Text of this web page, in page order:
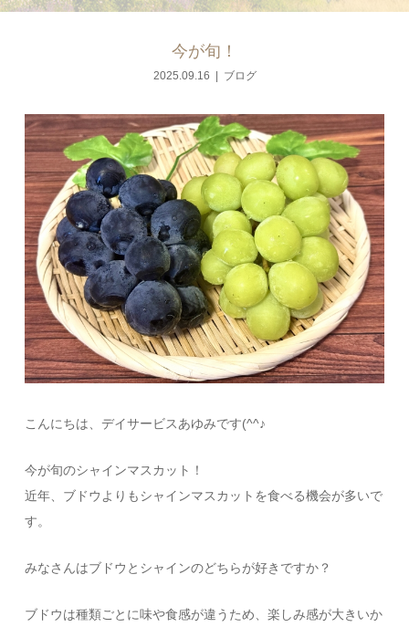
今が旬！
2025.09.16 ブログ
こんにちは、デイサービスあゆみです(^^♪
今が旬のシャインマスカット！
近年、ブドウよりもシャインマスカットを食べる機会が多いで
す。
みなさんはブドウとシャインのどちらが好きですか？
ブドウは種類ごとに味や食感が違うため、楽しみ感が大きいか